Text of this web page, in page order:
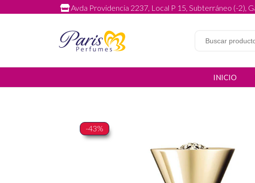
Avda Providencia 2237, Local P 15, Subterráneo (-2),
INICIO
-43%